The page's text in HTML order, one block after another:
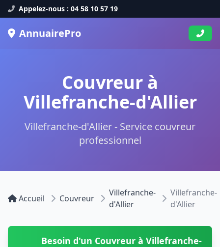
Appelez-nous : 04 58 10 57 19
AnnuairePro
Couvreur à
Villefranche-d'Allier
Villefranche-d'Allier - Service couvreur
professionnel
Accueil Couvreur
Villefranche-
d'Allier
Villefranche-
d'Allier
Besoin d'un Couvreur à Villefranche-